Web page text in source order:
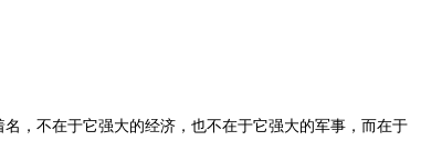
，不在于它强大的经济，也不在于它强大的军事，而在于